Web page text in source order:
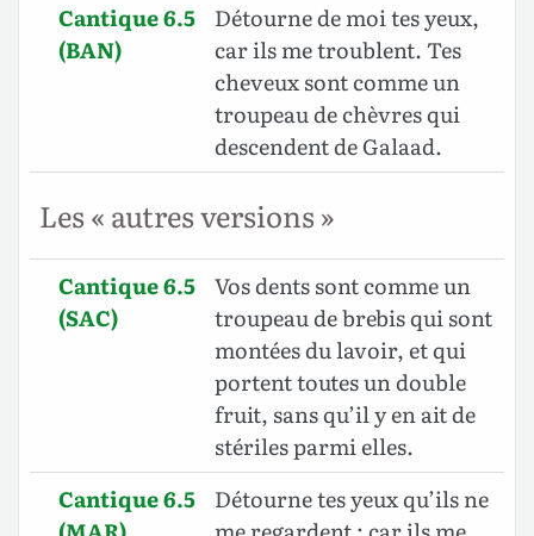
Cantique 6.5
(BAN)
Détourne de moi tes yeux,
car ils me troublent. Tes
cheveux sont comme un
troupeau de chèvres qui
descendent de Galaad.
Les « autres versions »
Cantique 6.5
(SAC)
Vos dents sont comme un
troupeau de brebis qui sont
montées du lavoir, et qui
portent toutes un double
fruit, sans qu’il y en ait de
stériles parmi elles.
Cantique 6.5
Détourne tes yeux qu’ils ne